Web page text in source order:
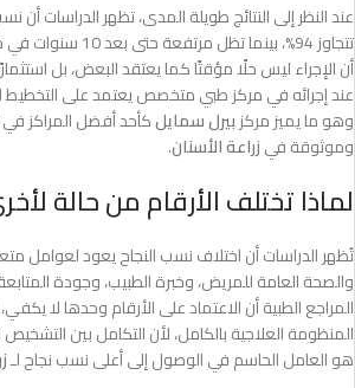
تتجاوز 94%، بينما
أن الإجراء ليس حلًا مؤقتًا كما يعتقد البعض، بل
عند إجرائه في مركز طبي متخصص يعتمد على التخطيط
وهو ما يميز مركزبيرل سمايلكأحد أفضل المراكز
وموثوقة فيزراعة الأسنان.
لماذا تختلف الأرقام من حالة
تُظهر الدراسات أن اختلاف نسب النجاح يعود لعوامل
والصحة العامة للمريض، وخبرة الطبيب، وجودة
المراجع الطبية أن الاعتماد على الأرقام وحدها لا
المنظومة العلاجية بالكامل، لأن التكامل بين التشخيص
هو العامل الحاسم في الوصول إلى أعلى نسب نجاح لـ